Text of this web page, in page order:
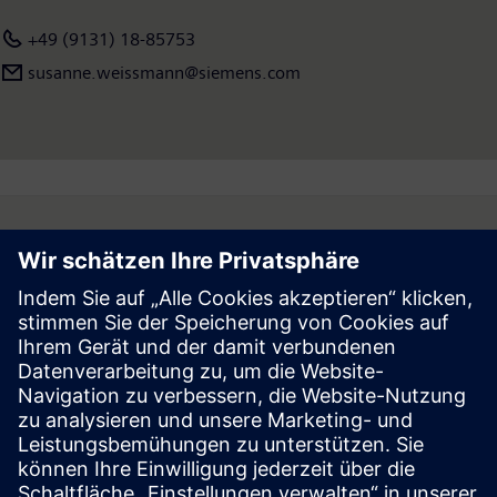
+49 (9131) 18-85753
susanne.weissmann@siemens.com
Follow
Press | Company | Siemens
© Siemens 1996 – 2026
Corporate Information